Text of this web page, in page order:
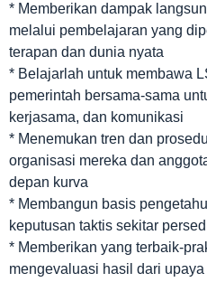
* Memberikan dampak
melalui pembelajaran yang
terapan dan dunia nyata
* Belajarlah untuk membawa
pemerintah bersama-sama
kerjasama, dan komunikasi
* Menemukan tren dan
organisasi mereka dan
depan kurva
* Membangun basis
keputusan taktis sekitar
* Memberikan yang terbaik-
mengevaluasi hasil dari